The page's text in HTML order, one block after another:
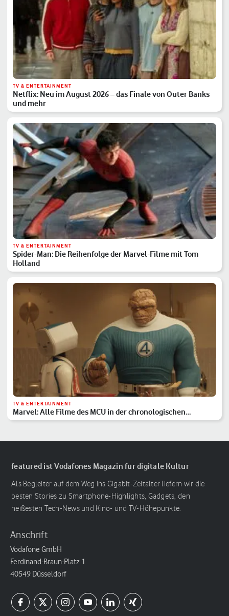
TV & ENTERTAINMENT
Netflix: Neu im August 2026 – das Finale von Outer Banks
und mehr
TV & ENTERTAINMENT
Spider-Man: Die Reihenfolge der Marvel-Filme mit Tom
Holland
TV & ENTERTAINMENT
Marvel: Alle Filme des MCU in der chronologischen
Reihenfolge
featured ist Vodafones Magazin für digitale Kultur
Als Begleiter auf dem Weg ins Gigabit-Zeitalter liefern wir die
besten Stories zu Smartphone-Highlights, Gadgets, den
heißesten Tech-News und Kino- und TV-Höhepunkte.
Anschrift
Vodafone GmbH
Ferdinand-Braun-Platz 1
40549 Düsseldorf